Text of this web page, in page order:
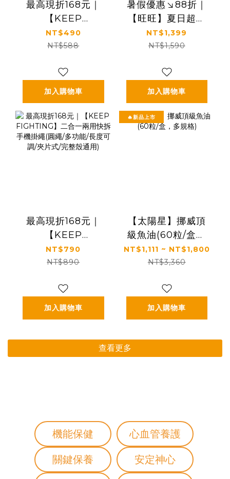
最高現折168元｜
【KEEP
FIGHTING】防摔
手機腕繩(短掛繩/多
通用)
NT$490
NT$588
加入購物車
暑假優惠↘88折｜
【旺旺】夏日超值
飲品組｜凍痴飲料
＋Jelly蒟蒻凍＋果
NT$1,399
NT$1,590
加入購物車
最高現折168元｜
【KEEP
FIGHTING】二合
一兩用快拆手機掛
度可調/夾片式/完整
殼通用)
NT$790
NT$890
加入購物車
🔥新品上市
【太陽星】挪威頂
級魚油(60粒/盒，
多規格)
NT$1,111 ~ NT$1,800
NT$3,360
加入購物車
查看更多